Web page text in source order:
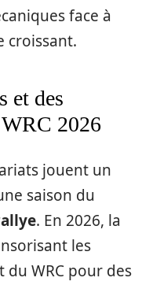
face à
croissant.
et des
2026
jouent un
saison du
. En 2026, la
les
du WRC pour des